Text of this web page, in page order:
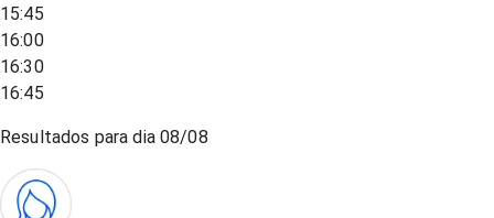
15:45
16:00
16:30
16:45
Resultados para dia08/08